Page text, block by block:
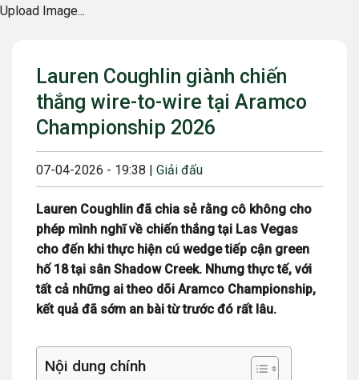
Lauren Coughlin giành chiến
thắng wire-to-wire tại Aramco
Championship 2026
07-04-2026 - 19:38 | Giải đấu
Lauren Coughlin đã chia sẻ rằng cô không cho
phép mình nghĩ về chiến thắng tại Las Vegas
cho đến khi thực hiện cú wedge tiếp cận green
hố 18 tại sân Shadow Creek. Nhưng thực tế, với
tất cả những ai theo dõi Aramco Championship,
kết quả đã sớm an bài từ trước đó rất lâu.
Nội dung chính
Upload Image...